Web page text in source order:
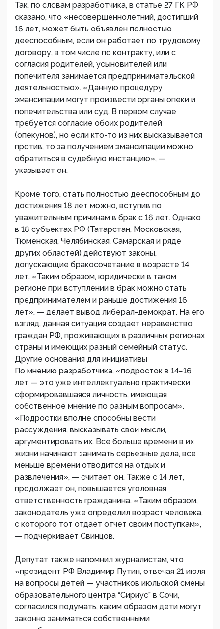
Так, по словам разработчика, в статье 27 ГК РФ
сказано, что «несовершеннолетний, достигший
16 лет, может быть объявлен полностью
дееспособным, если он работает по трудовому
договору, в том числе по контракту, или с
согласия родителей, усыновителей или
попечителя занимается предпринимательской
деятельностью». «Данную процедуру
эмансипации могут произвести органы опеки и
попечительства или суд. В первом случае
требуется согласие обоих родителей
(опекунов), но если кто-то из них высказывается
против, то за получением эмансипации можно
обратиться в судебную инстанцию», —
указывает он.
Кроме того, стать полностью дееспособным до
достижения 18 лет можно, вступив по
уважительным причинам в брак с 16 лет. Однако
в 18 субъектах РФ (Татарстан, Московская,
Тюменская, Челябинская, Самарская и ряде
других областей) действуют законы,
допускающие бракосочетание в возрасте 14
лет. «Таким образом, юридически в таком
регионе при вступлении в брак можно стать
предпринимателем и раньше достижения 16
лет», — делает вывод либерал-демократ. На его
взгляд, данная ситуация создает неравенство
граждан РФ, проживающих в различных регионах
страны и имеющих разный семейный статус.
Другие основания для инициативы
По мнению разработчика, «подросток в 14−16
лет — это уже интеллектуально практически
сформировавшаяся личность, имеющая
собственное мнение по разным вопросам».
«Подростки вполне способны вести
рассуждения, высказывать свои мысли,
аргументировать их. Все больше времени в их
жизни начинают занимать серьезные дела, все
меньше времени отводится на отдых и
развлечения», — считает он. Также с 14 лет,
продолжает он, повышается уголовная
ответственность гражданина. «Таким образом,
законодатель уже определил возраст человека,
с которого тот отдает отчет своим поступкам»,
— подчеркивает Свинцов.
Депутат также напомнил журналистам, что
«президент РФ Владимир Путин, отвечая 21 июля
на вопросы детей — участников июльской смены
образовательного центра “Сириус” в Сочи,
согласился подумать, каким образом дети могут
законно заниматься собственными